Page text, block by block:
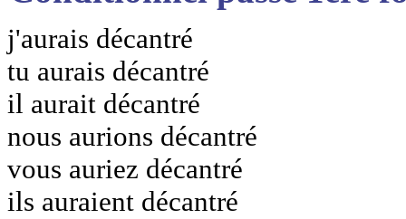
j'aurais décantré
tu aurais décantré
il aurait décantré
nous aurions décantré
vous auriez décantré
ils auraient décantré